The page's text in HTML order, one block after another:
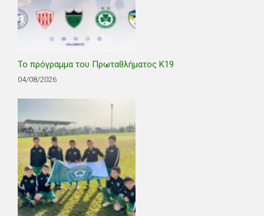
Το πρόγραμμα του Πρωταθλήματος Κ19
04/08/2026